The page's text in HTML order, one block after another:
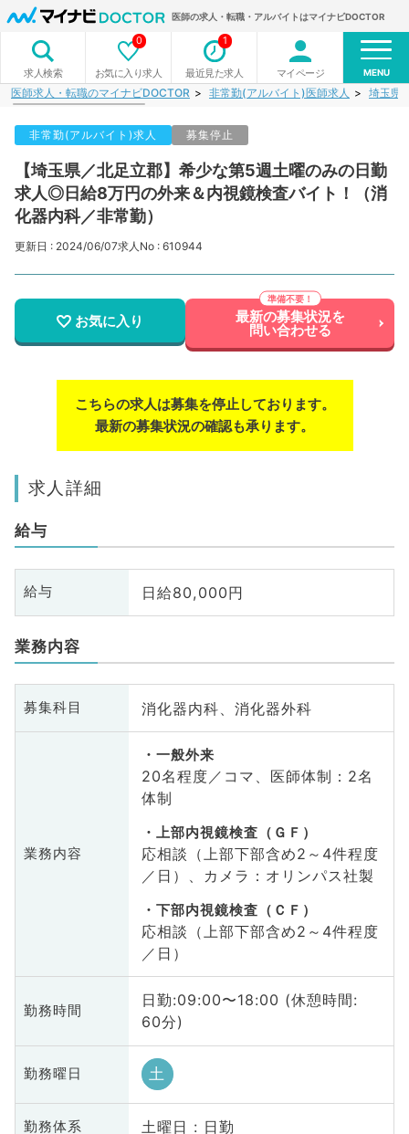
医師の求人・転職・アルバイトはマイナビDOCTOR
求人検索 お気に入り求人
0
最近見た求人
1
マイページ MENU
医師求人・転職のマイナビDOCTOR 非常勤(アルバイト)医師求人 埼玉県
非常勤(アルバイト)求人 募集停止
【埼玉県／北足立郡】希少な第5週土曜のみの日勤
求人◎日給8万円の外来＆内視鏡検査バイト！（消
化器内科／非常勤）
更新日 : 2024/06/07求人No : 610944
お気に入り 最新の募集状況を
問い合わせる
こちらの求人は募集を停止しております。
最新の募集状況の確認も承ります。
求人詳細
給与
給与 日給80,000円
業務内容
募集科目 消化器内科、消化器外科
業務内容
一般外来
20名程度／コマ、医師体制：2名
体制
上部内視鏡検査（ＧＦ）
応相談（上部下部含め2～4件程度
／日）、カメラ：オリンパス社製
下部内視鏡検査（ＣＦ）
応相談（上部下部含め2～4件程度
／日）
勤務時間
日勤:09:00〜18:00 (休憩時間:
60分)
勤務曜日 土
勤務体系 土曜日 : 日勤